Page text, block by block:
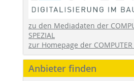
zu den Mediadaten der
SPEZIAL
zur Homepage der COMPUTER
Anbieter finden